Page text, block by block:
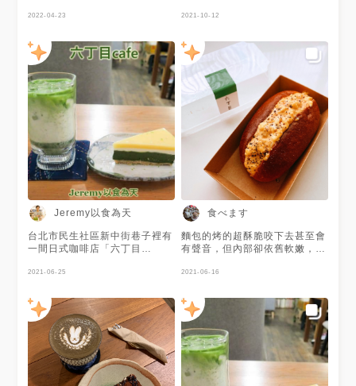
2022-04-23
整體的用心，會再回訪！
2021-10-12
Jeremy以食為天
台北市民生社區新中街巷子裡有
一間日式咖啡店「六丁目
評的甜點店兼咖啡店之一。 這
都很棒， 其中抹茶甜點和飲品
也都很受抹茶控們好評。 我在
4/16那天造訪時， 品嘗了這家
的2.5倍濃抹茶生乳酪蛋糕， 是
我吃過最濃的抹茶生乳酪。 店
裡充滿濃濃的日本風情， 氣氛
相當溫馨愜意， 有提供WiFi和
2021-06-25
食べます
麵包的烤的超酥脆咬下去甚至會
有聲音，但內部卻依舊軟嫩，紮
目前最喜歡的堡類麵包 黑胡椒
拌入蛋黃的美乃滋味道濃郁卻不
膩 讓人吃的心滿意足，意猶未
盡的蛋沙拉堡 其他的堡類想必
也是無比的美味
2021-06-16